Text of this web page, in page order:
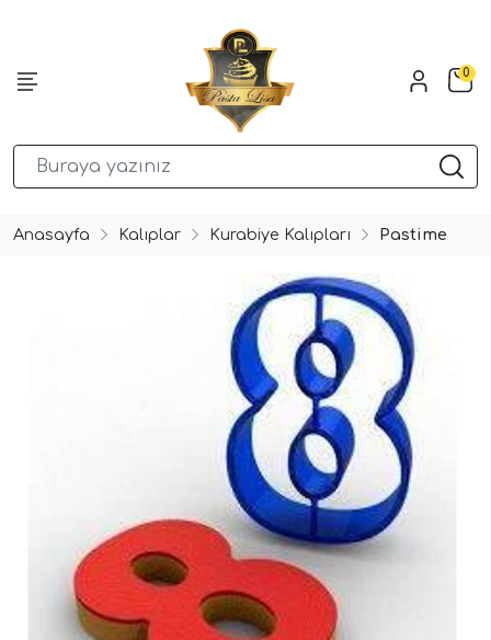
0
Anasayfa Kalıplar Kurabiye Kalıpları Pastime